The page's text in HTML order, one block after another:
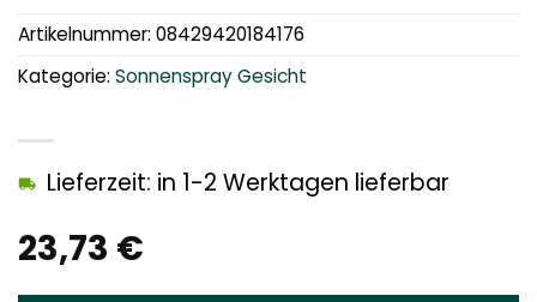
23,73 €
Lieferzeit: in 1-2 Werktagen lieferbar
Artikelnummer: 08429420184176
Kategorie: Sonnenspray Gesicht